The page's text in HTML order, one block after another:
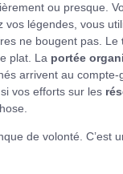
ou presque.
vos légendes, vous
ne bougent pas. Le
plat. La portée
arrivent au compte-
vos efforts sur les
de volonté. C’est